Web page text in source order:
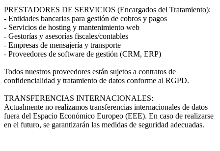
PRESTADORES DE SERVICIOS (Encargados del Tratamiento):
- Entidades bancarias para gestión de cobros y pagos
- Servicios de hosting y mantenimiento web
- Gestorías y asesorías fiscales/contables
- Empresas de mensajería y transporte
- Proveedores de software de gestión (CRM, ERP)
Todos nuestros proveedores están sujetos a contratos de
confidencialidad y tratamiento de datos conforme al RGPD.
TRANSFERENCIAS INTERNACIONALES:
Actualmente no realizamos transferencias internacionales de datos
fuera del Espacio Económico Europeo (EEE). En caso de realizarse
en el futuro, se garantizarán las medidas de seguridad adecuadas.